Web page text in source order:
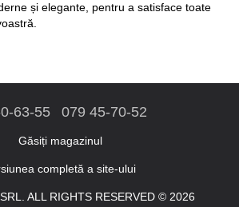
și elegante, pentru a satisface toate
63-55 079 45-70-52
Găsiți magazinul
completă a site-ului
ALL RIGHTS RESERVED © 2026